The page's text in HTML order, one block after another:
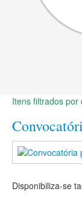
Itens filtrados
Disponibiliza-se